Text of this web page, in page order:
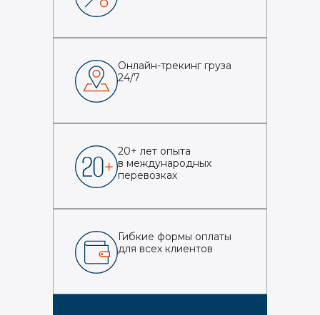
Онлайн-трекинг груза
24/7
20+ лет опыта
в международных
перевозках
Гибкие формы оплаты
для всех клиентов